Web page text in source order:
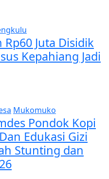
Juta Disidik
Kepahiang Jadi
Mukomuko
Pondok Kopi
Edukasi Gizi
Stunting dan